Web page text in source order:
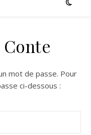
mot de passe. Pour
ci-dessous :